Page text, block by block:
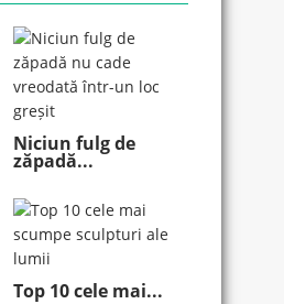
Niciun fulg de
zăpadă...
Top 10 cele mai...